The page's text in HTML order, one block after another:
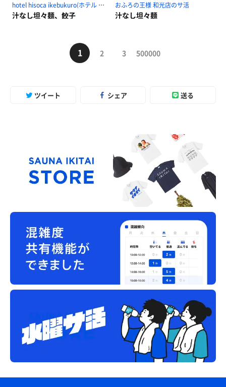
hotel hisoca ikebukuro(ホテル ヒソカ 池袋)のサ活
汁なし坦々麺、餃子
おふろの王様 和光店のサ活
汁なし坦々麺
1 2 3 500000
ツイート シェア 送る